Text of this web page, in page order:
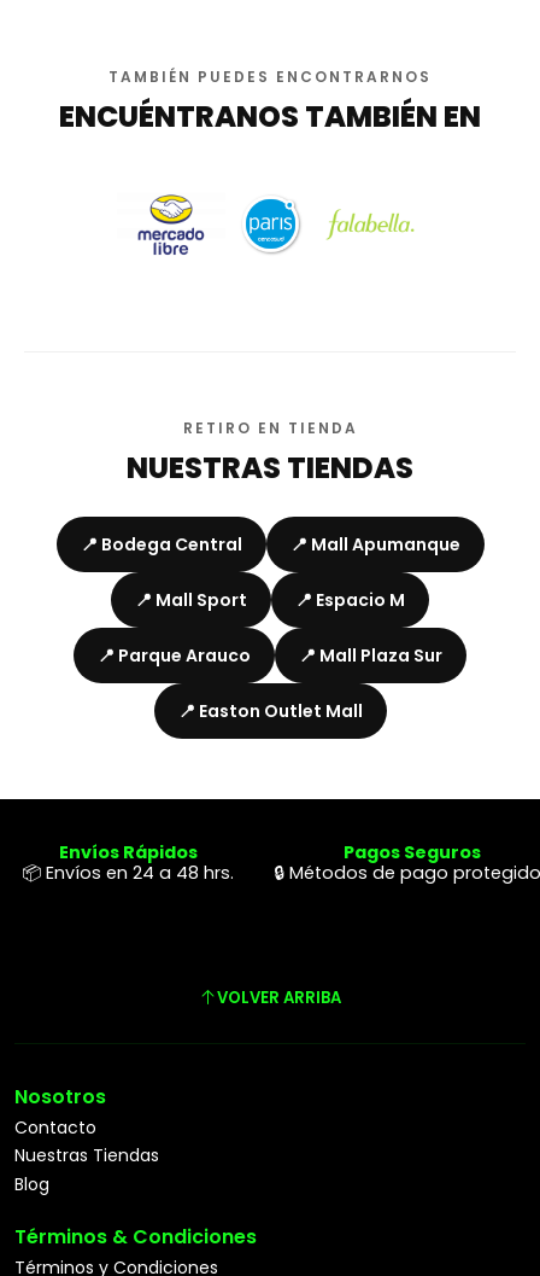
TAMBIÉN PUEDES ENCONTRARNOS
ENCUÉNTRANOS TAMBIÉN EN
RETIRO EN TIENDA
NUESTRAS TIENDAS
📍 Bodega Central 📍 Mall Apumanque
📍 Mall Sport 📍 Espacio M
📍 Parque Arauco 📍 Mall Plaza Sur
📍 Easton Outlet Mall
Envíos Rápidos
📦 Envíos en 24 a 48 hrs.
Pagos Seguros
🔒 Métodos de pago
VOLVER ARRIBA
Nosotros
Contacto
Nuestras Tiendas
Blog
Términos & Condiciones
Términos y Condiciones